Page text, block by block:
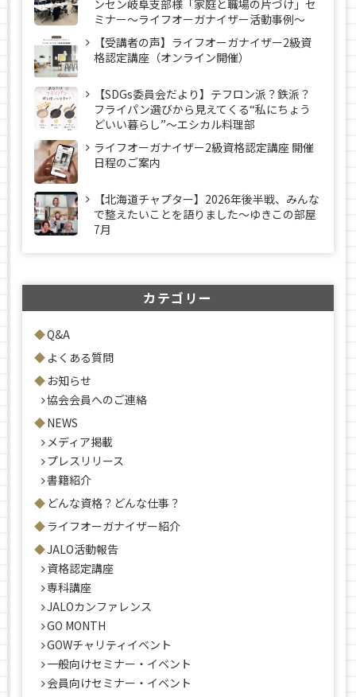
ンセン岐阜支部様「家庭と職場の片づけ」セ
ミナー～ライフオーガナイザー活動事例〜
【受講者の声】ライフオーガナイザー2級資
格認定講座（オンライン開催）
【SDGs委員会だより】テフロン派？鉄派？
フライパン選びから見えてくる“私にちょう
どいい暮らし”～エシカル料理部
ライフオーガナイザー2級資格認定講座 開催
日程のご案内
【北海道チャプター】2026年後半戦、みんな
で整えたいことを語りました～ゆきこの部屋
7月
カテゴリー
Q&A
よくある質問
お知らせ
協会会員へのご連絡
NEWS
メディア掲載
プレスリリース
書籍紹介
どんな資格？どんな仕事？
ライフオーガナイザー紹介
JALO活動報告
資格認定講座
専科講座
JALOカンファレンス
GO MONTH
GOWチャリティイベント
一般向けセミナー・イベント
会員向けセミナー・イベント